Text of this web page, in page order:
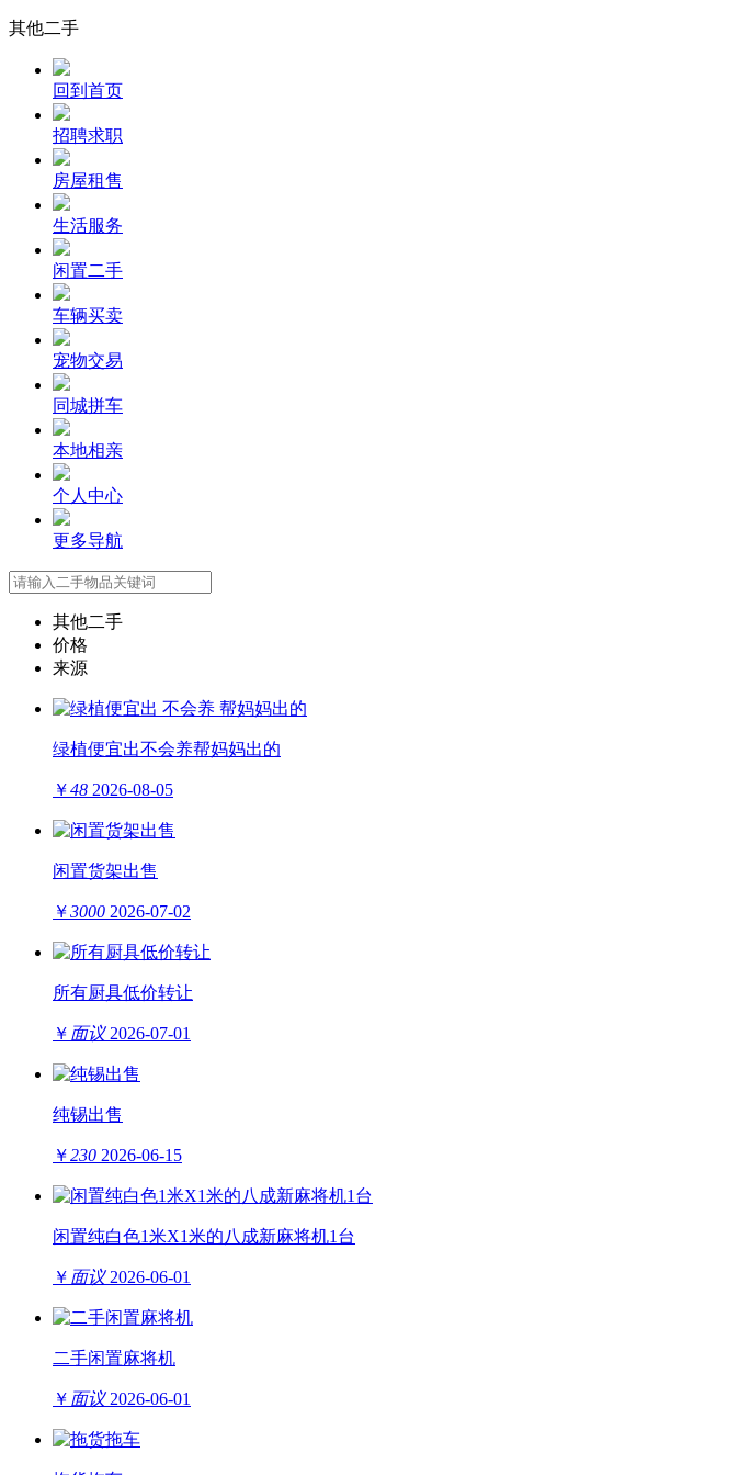
其他二手
回到首页
招聘求职
房屋租售
生活服务
闲置二手
车辆买卖
宠物交易
同城拼车
本地相亲
个人中心
更多导航
其他二手
价格
来源
绿植便宜出不会养帮妈妈出的
￥48 2026-08-05
闲置货架出售
￥3000 2026-07-02
所有厨具低价转让
￥ 面议 2026-07-01
纯锡出售
￥230 2026-06-15
闲置纯白色1米X1米的八成新麻将机1台
￥ 面议 2026-06-01
二手闲置麻将机
￥ 面议 2026-06-01